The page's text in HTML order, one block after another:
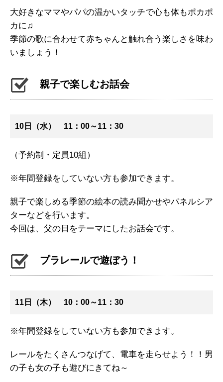
大好きなママやパパの温かいタッチで心も体もポカポ
カに♫
季節の歌に合わせて赤ちゃんと触れ合う楽しさを味わ
いましょう！
親子で楽しむお話会
10日（水） 11：00～11：30
（予約制・定員10組）
※年間登録をしていない方も参加できます。
親子で楽しめる季節の絵本の読み聞かせやパネルシア
ターなどを行います。
今回は、父の日をテーマにしたお話会です。
プラレールで遊ぼう！
11日（木） 10：00～11：30
※年間登録をしていない方も参加できます。
レールをたくさんつなげて、電車を走らせよう！！男
の子も女の子も遊びにきてね～